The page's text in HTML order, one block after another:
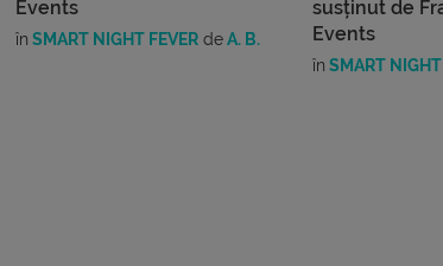
Events
în SMART NIGHT FEVER deA. B.
susținut de
Events
în SMART NIGHT